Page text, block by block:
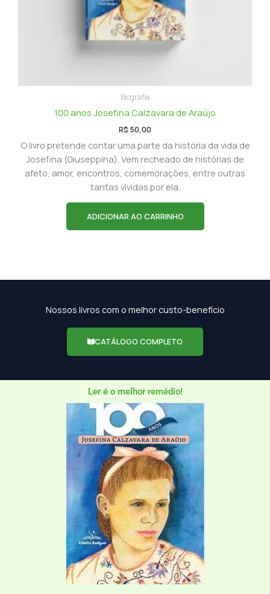
Biografia
100 anos Josefina Calzavara de Araújo
R$ 50,00
O livro pretende contar uma parte da história da vida de
Josefina (Giuseppina). Vem recheado de histórias de
afeto, amor, encontros, comemorações, entre outras
tantas vividas por ela.
ADICIONAR AO CARRINHO
Nossos livros com o melhor custo-benefício
CATÁLOGO COMPLETO
Ler é o melhor remédio!